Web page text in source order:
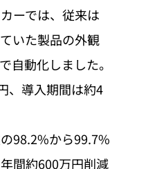
ーでは、従来は
いた製品の外観
自動化しました。
、導入期間は約4
98.2%から99.7%
間約600万円削減